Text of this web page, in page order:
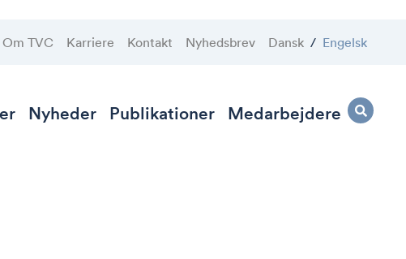
Om TVC Karriere Kontakt Nyhedsbrev Dansk / Engelsk
Nyheder Publikationer Medarbejdere